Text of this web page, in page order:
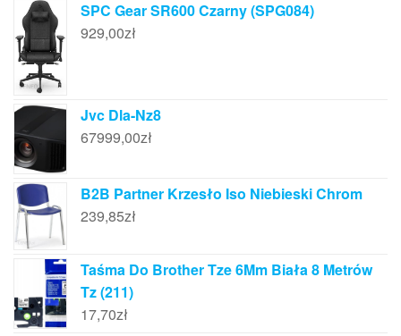
SPC Gear SR600 Czarny (SPG084)
929,00zł
Jvc Dla-Nz8
67999,00zł
B2B Partner Krzesło Iso Niebieski Chrom
239,85zł
Taśma Do Brother Tze 6Mm Biała 8 Metrów
Tz (211)
17,70zł